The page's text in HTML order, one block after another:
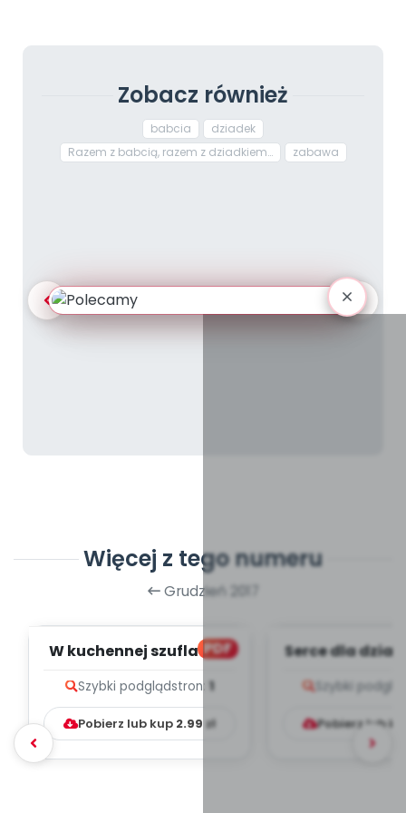
Zobacz również
babcia
dziadek
Razem z babcią, razem z dziadkiem…
zabawa
Więcej z tego numeru
Grudzień 2017
PDF
W kuchennej szufladzie
Szybki podglądstron: 1
Pobierz lub kup 2.99 zł
Serce dla
Szybki
Pobierz lub